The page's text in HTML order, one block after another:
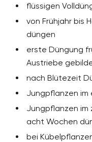
flüssigen
von Frühjahr bis
düngen
erste Düngung
Austriebe
nach Blütezeit
Jungpflanzen
Jungpflanzen im
acht Wochen
bei